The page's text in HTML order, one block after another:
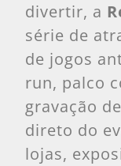
divertir, a
série de
de jogos
run, palco
gravação
direto do
lojas,